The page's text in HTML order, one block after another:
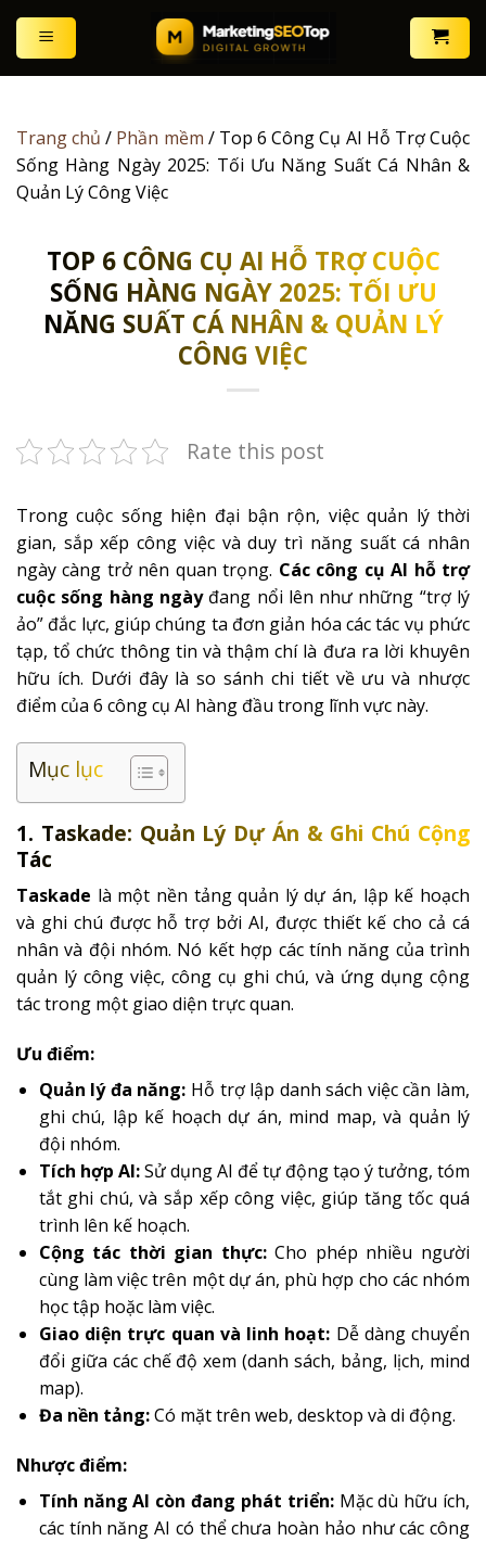
Skip
content
Trang chủ / Phần mềm / Top 6 Công Cụ AI Hỗ Trợ Cuộc
Sống Hàng Ngày 2025: Tối Ưu Năng Suất Cá Nhân &
Quản Lý Công Việc
TOP 6 CÔNG CỤ AI HỖ TRỢ CUỘC
SỐNG HÀNG NGÀY 2025: TỐI ƯU
NĂNG SUẤT CÁ NHÂN & QUẢN LÝ
CÔNG VIỆC
Rate this post
Trong cuộc sống hiện đại bận rộn, việc quản lý thời
gian, sắp xếp công việc và duy trì năng suất cá nhân
ngày càng trở nên quan trọng. Các công cụ AI hỗ trợ
cuộc sống hàng ngàyđang nổi lên như những “trợ lý
ảo” đắc lực, giúp chúng ta đơn giản hóa các tác vụ phức
tạp, tổ chức thông tin và thậm chí là đưa ra lời khuyên
hữu ích. Dưới đây là so sánh chi tiết về ưu và nhược
điểm của 6 công cụ AI hàng đầu trong lĩnh vực này.
Mục lục
1. Taskade: Quản Lý Dự Án & Ghi Chú Cộng
Tác
Taskade là một nền tảng quản lý dự án, lập kế hoạch
và ghi chú được hỗ trợ bởi AI, được thiết kế cho cả cá
nhân và đội nhóm. Nó kết hợp các tính năng của trình
quản lý công việc, công cụ ghi chú, và ứng dụng cộng
tác trong một giao diện trực quan.
Ưu điểm:
Quản lý đa năng: Hỗ trợ lập danh sách việc cần làm,
ghi chú, lập kế hoạch dự án, mind map, và quản lý
đội nhóm.
Tích hợp AI:Sử dụng AI để tự động tạo ý tưởng, tóm
tắt ghi chú, và sắp xếp công việc, giúp tăng tốc quá
trình lên kế hoạch.
Cộng tác thời gian thực:Cho phép nhiều người
cùng làm việc trên một dự án, phù hợp cho các nhóm
học tập hoặc làm việc.
Giao diện trực quan và linh hoạt: Dễ dàng chuyển
đổi giữa các chế độ xem (danh sách, bảng, lịch, mind
map).
Đa nền tảng:Có mặt trên web, desktop và di động.
Nhược điểm:
Tính năng AI còn đang phát triển:Mặc dù hữu ích,
các tính năng AI có thể chưa hoàn hảo như các công